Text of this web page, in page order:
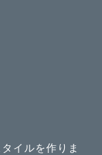
イルを作りま